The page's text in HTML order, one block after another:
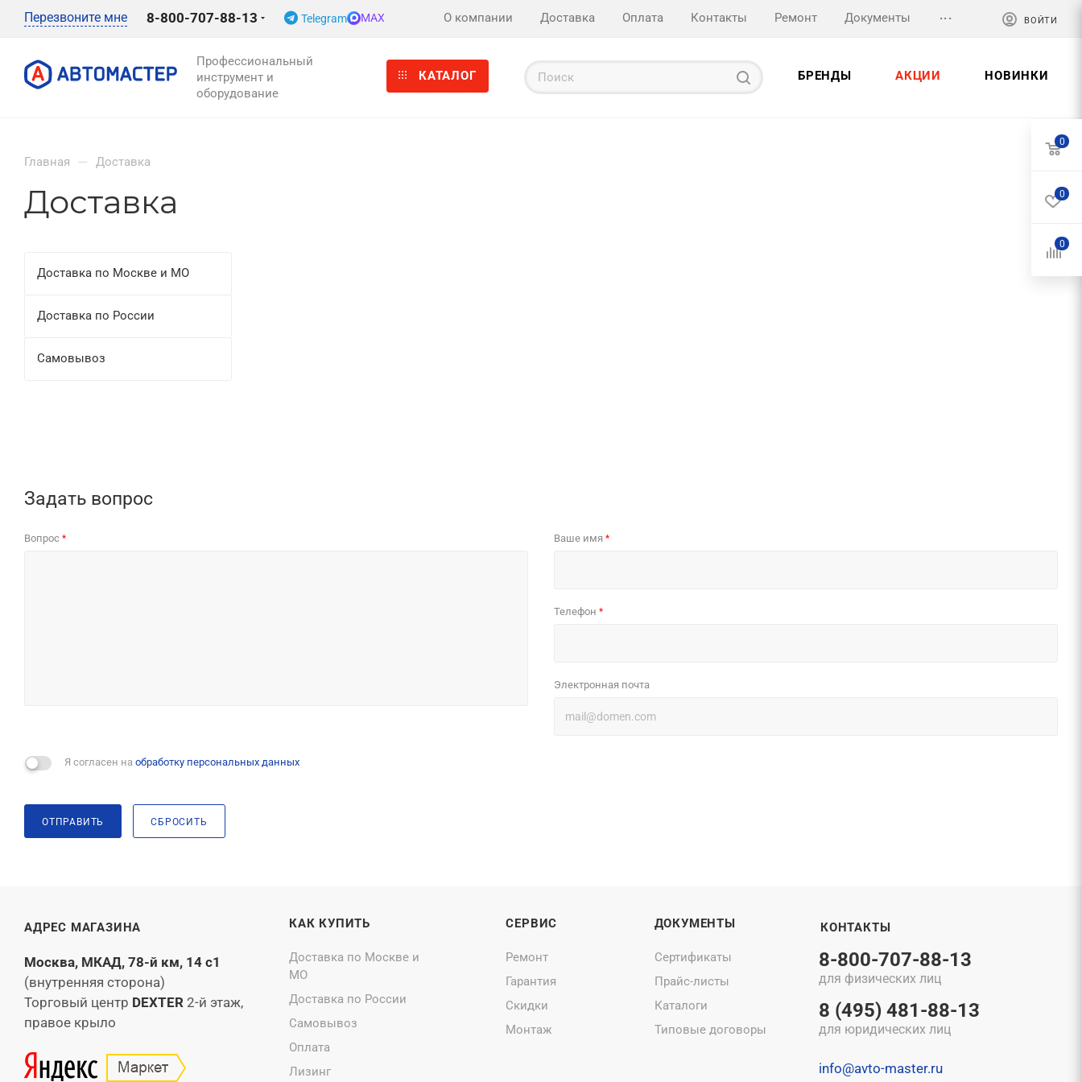
Перезвоните мне 8-800-707-88-13 Telegram MAX О компании Доставка Оплата Контакты Ремонт Документы ... ВОЙТИ
Профессиональный
инструмент и
оборудование
КАТАЛОГ БРЕНДЫ АКЦИИ НОВИНКИ
Главная — Доставка
Доставка
Доставка по Москве и МО
Доставка по России
Самовывоз
Задать вопрос
Вопрос * Ваше имя *
Телефон *
Электронная почта
Я согласен на обработку персональных данных
ОТПРАВИТЬ СБРОСИТЬ
АДРЕС МАГАЗИНА
Москва, МКАД, 78-й км, 14 с1
(внутренняя сторона)
Торговый центр DEXTER 2-й этаж,
правое крыло
КАК КУПИТЬ
Доставка по Москве и
МО
Доставка по России
Самовывоз
Оплата
Лизинг
СЕРВИС
Ремонт
Гарантия
Скидки
Монтаж
ДОКУМЕНТЫ
Сертификаты
Прайс-листы
Каталоги
Типовые договоры
КОНТАКТЫ
8-800-707-88-13
для физических лиц
8 (495) 481-88-13
для юридических лиц
info@avto-master.ru
0
0
0